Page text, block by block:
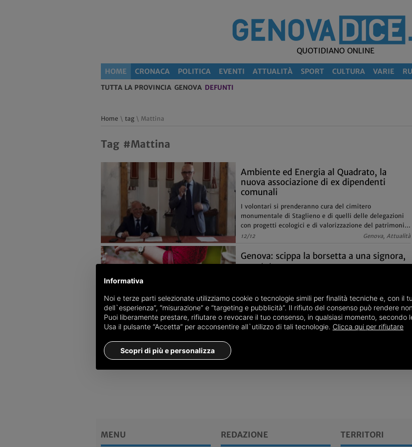
QUOTIDIANO ONLINE
HOME CRONACA POLITICA EVENTI ATTUALITÀ SPORT CULTURA VARIE
TUTTA LA PROVINCIA GENOVA DEFUNTI
Home \ tag \ Mattina
Tag #Mattina
Ambiente ed Energia al Quadrato, la
nuova associazione di ex dipendenti
comunali
I volontari si prenderanno cura del cimitero
monumentale di Staglieno e di quelli delle delegazioni
con progetti ecologici e di valorizzazione del patrimonio
artistico e culturale
12/12 Genova, Attualità
Genova: scippa la borsetta a una signora,
arrestato
12/03 Genova, Cronaca
MENU REDAZIONE TERRITORI
Informativa
Noi e terze parti selezionate utilizziamo cookie o tecnologie simili per finalità tecniche e, con il
dell`esperienza”, “misurazione” e “targeting e pubblicità”. Il rifiuto del consenso può rendere
Puoi liberamente prestare, rifiutare o revocare il tuo consenso, in qualsiasi momento, secondo
Usa il pulsante “Accetta” per acconsentire all`utilizzo di tali tecnologie. Clicca qui per rifiutare
Scopri di più e personalizza